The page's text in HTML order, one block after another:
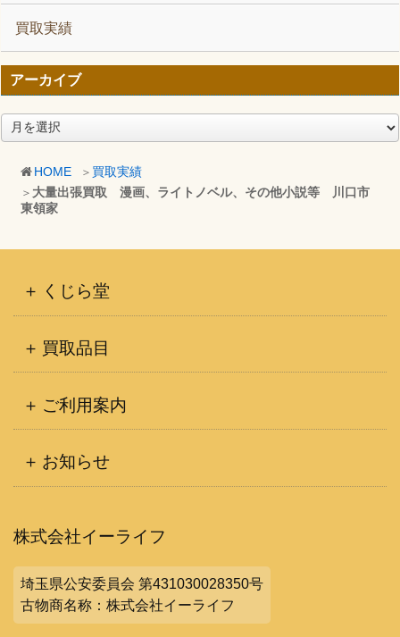
HOME
買取実績
大量出張買取 漫画、ライトノベル、その他小説等 川口市
東領家
買取実績
アーカイブ
ア
ー
くじら堂
買取品目
ご利用案内
お知らせ
株式会社イーライフ
埼玉県公安委員会 第431030028350号
古物商名称：株式会社イーライフ